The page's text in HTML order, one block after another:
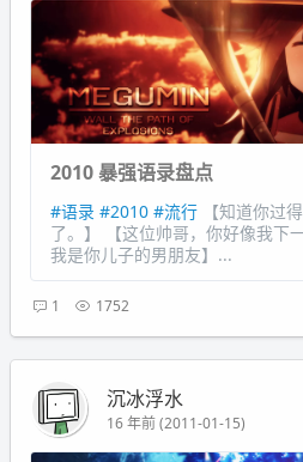
2010 暴强语录盘点
#语录 #2010 #流行
【知道你过
了。】 【这位帅哥，你好像我下
我是你儿子的男朋友】...
1 1752
沉冰浮水
16 年前 (2011-01-15)